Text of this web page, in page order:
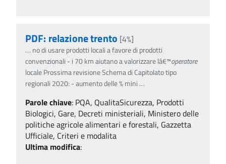
PDF: relazione trento [4%]
… no di usare prodotti locali a favore di prodotti
convenzionali - i 70 km aiutano a valorizzare lâ€™operatore
locale Prossima revisione Schema di Capitolato tipo
regionali 2020: - aumento delle % mini …
Parole chiave: PQA, QualitaSicurezza, Prodotti
Biologici, Gare, Decreti ministeriali, Ministero delle
politiche agricole alimentari e forestali, Gazzetta
Ufficiale, Criteri e modalita
Ultima modifica: